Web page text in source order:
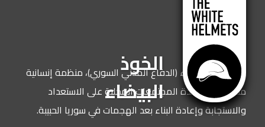
الخوذ
البيضاء
نحن الخوذ البيضاء (الدفاع المدني السوري)، منظمة إنسانية
مكرسة لمساعدة المجتمعات المحلية على الاستعداد
والاستجابة وإعادة البناء بعد الهجمات في سوريا الحبيبة.